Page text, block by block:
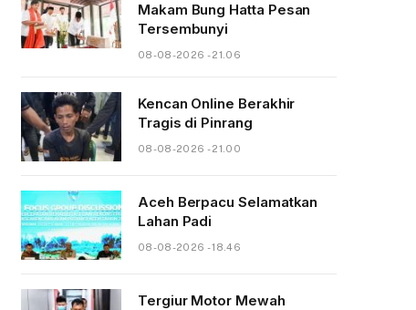
Makam Bung Hatta Pesan
Tersembunyi
08-08-2026 - 21.06
Kencan Online Berakhir
Tragis di Pinrang
08-08-2026 - 21.00
Aceh Berpacu Selamatkan
Lahan Padi
08-08-2026 - 18.46
Tergiur Motor Mewah